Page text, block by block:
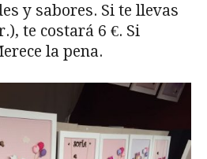
y sabores. Si te llevas
te costará 6 €. Si
la pena.